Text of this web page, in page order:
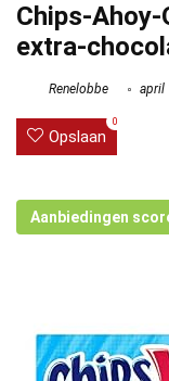
Chips-
extra-
Renelobbe april
Opslaan
0
Aanbiedingen